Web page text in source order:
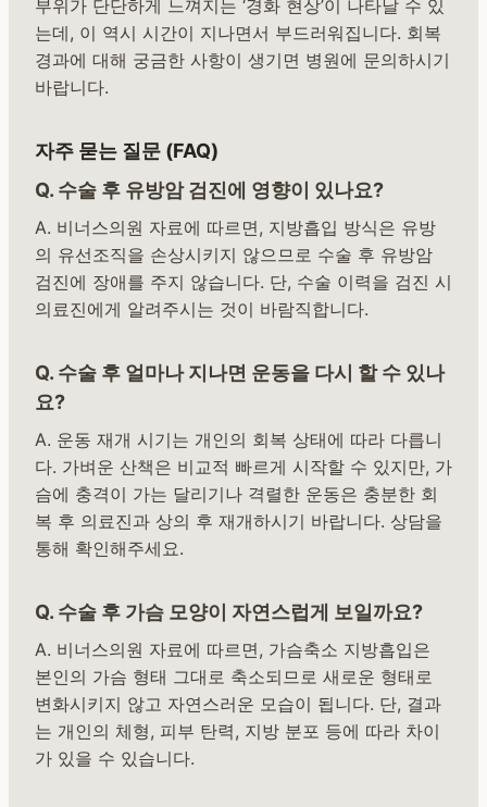
부위가 단단하게 느껴지는 ‘경화 현상’이 나타날 수 있
는데, 이 역시 시간이 지나면서 부드러워집니다. 회복
경과에 대해 궁금한 사항이 생기면 병원에 문의하시기
바랍니다.
자주 묻는 질문 (FAQ)
Q. 수술 후 유방암 검진에 영향이 있나요?
A. 비너스의원 자료에 따르면, 지방흡입 방식은 유방
의 유선조직을 손상시키지 않으므로 수술 후 유방암
검진에 장애를 주지 않습니다. 단, 수술 이력을 검진 시
의료진에게 알려주시는 것이 바람직합니다.
Q. 수술 후 얼마나 지나면 운동을 다시 할 수 있나
요?
A. 운동 재개 시기는 개인의 회복 상태에 따라 다릅니
다. 가벼운 산책은 비교적 빠르게 시작할 수 있지만, 가
슴에 충격이 가는 달리기나 격렬한 운동은 충분한 회
복 후 의료진과 상의 후 재개하시기 바랍니다. 상담을
통해 확인해주세요.
Q. 수술 후 가슴 모양이 자연스럽게 보일까요?
A. 비너스의원 자료에 따르면, 가슴축소 지방흡입은
본인의 가슴 형태 그대로 축소되므로 새로운 형태로
변화시키지 않고 자연스러운 모습이 됩니다. 단, 결과
는 개인의 체형, 피부 탄력, 지방 분포 등에 따라 차이
가 있을 수 있습니다.